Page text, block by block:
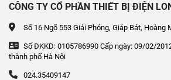
CÔNG TY CỔ PHẦN THIẾT BỊ ĐIỆN
Số 16 Ngõ 553 Giải Phóng, Giáp Bát, Hoàng
Số ĐKKD: 0105786990 Cấp ngày: 09/02/
thành phố Hà Nội
024.35409147